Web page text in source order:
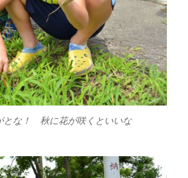
とな！ 秋に花が咲くといいな